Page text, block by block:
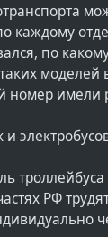
каждому
по
номер
и
РФ